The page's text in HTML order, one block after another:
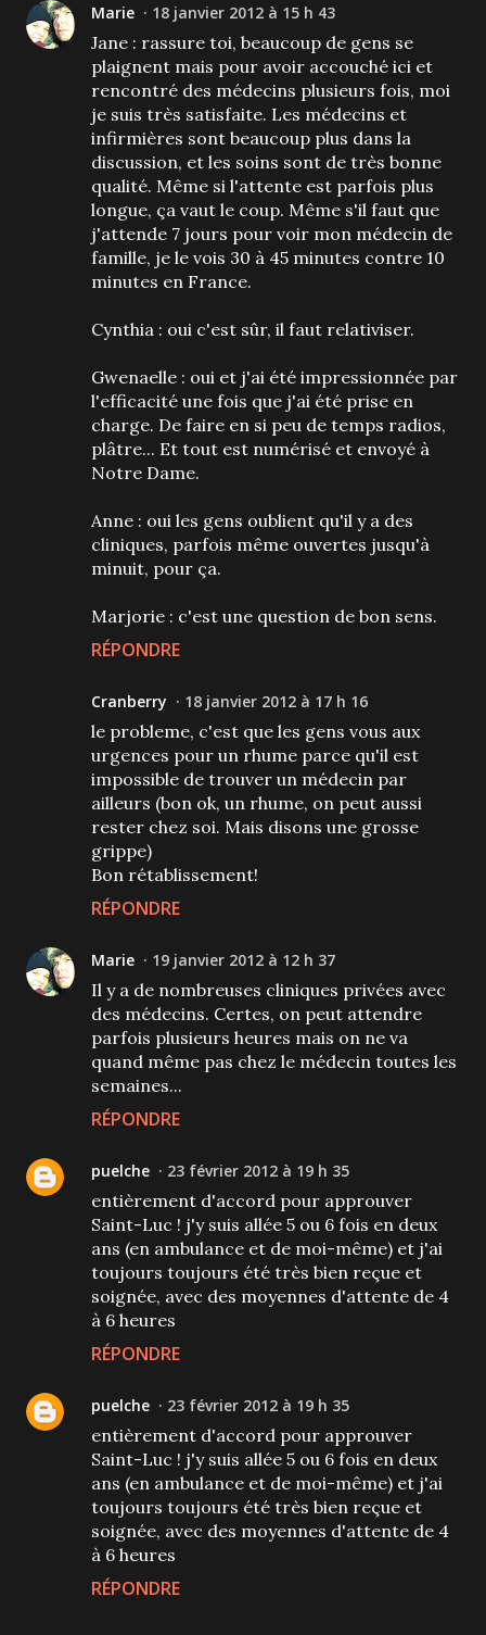
Marie 18 janvier 2012 à 15 h 43
Jane : rassure toi, beaucoup de gens se
plaignent mais pour avoir accouché ici et
rencontré des médecins plusieurs fois, moi
je suis très satisfaite. Les médecins et
infirmières sont beaucoup plus dans la
discussion, et les soins sont de très bonne
qualité. Même si l'attente est parfois plus
longue, ça vaut le coup. Même s'il faut que
j'attende 7 jours pour voir mon médecin de
famille, je le vois 30 à 45 minutes contre 10
minutes en France.
Cynthia : oui c'est sûr, il faut relativiser.
Gwenaelle : oui et j'ai été impressionnée par
l'efficacité une fois que j'ai été prise en
charge. De faire en si peu de temps radios,
plâtre... Et tout est numérisé et envoyé à
Notre Dame.
Anne : oui les gens oublient qu'il y a des
cliniques, parfois même ouvertes jusqu'à
minuit, pour ça.
Marjorie : c'est une question de bon sens.
RÉPONDRE
Cranberry 18 janvier 2012 à 17 h 16
le probleme, c'est que les gens vous aux
urgences pour un rhume parce qu'il est
impossible de trouver un médecin par
ailleurs (bon ok, un rhume, on peut aussi
rester chez soi. Mais disons une grosse
grippe)
Bon rétablissement!
RÉPONDRE
Marie 19 janvier 2012 à 12 h 37
Il y a de nombreuses cliniques privées avec
des médecins. Certes, on peut attendre
parfois plusieurs heures mais on ne va
quand même pas chez le médecin toutes les
semaines...
RÉPONDRE
puelche 23 février 2012 à 19 h 35
entièrement d'accord pour approuver
Saint-Luc ! j'y suis allée 5 ou 6 fois en deux
ans (en ambulance et de moi-même) et j'ai
toujours toujours été très bien reçue et
soignée, avec des moyennes d'attente de 4
à 6 heures
RÉPONDRE
puelche 23 février 2012 à 19 h 35
entièrement d'accord pour approuver
Saint-Luc ! j'y suis allée 5 ou 6 fois en deux
ans (en ambulance et de moi-même) et j'ai
toujours toujours été très bien reçue et
soignée, avec des moyennes d'attente de 4
à 6 heures
RÉPONDRE